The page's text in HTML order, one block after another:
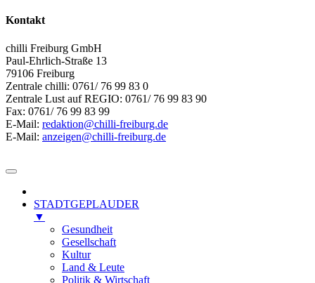
Kontakt
chilli Freiburg GmbH
Paul-Ehrlich-Straße 13
79106 Freiburg
Zentrale chilli: 0761/ 76 99 83 0
Zentrale Lust auf REGIO: 0761/ 76 99 83 90
Fax: 0761/ 76 99 83 99
E-Mail: redaktion@chilli-freiburg.de
E-Mail: anzeigen@chilli-freiburg.de
STADTGEPLAUDER
▼
Gesundheit
Gesellschaft
Kultur
Land & Leute
Politik & Wirtschaft